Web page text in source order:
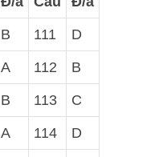
B 111 D
A 112 B
B 113 C
A 114 D